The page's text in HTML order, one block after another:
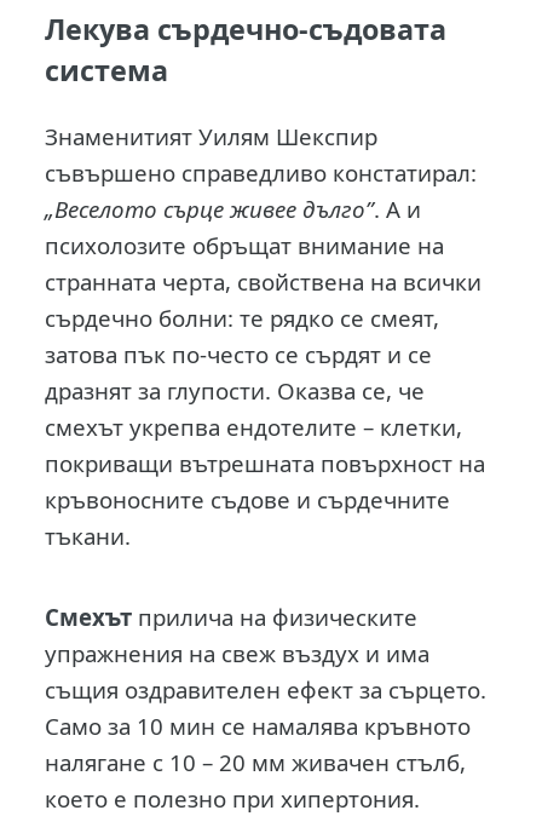
Лекува сърдечно-съдовата
система
Знаменитият Уилям Шекспир
съвършено справедливо констатирал:
„Веселото сърце живее дълго”. А и
психолозите обръщат внимание на
странната черта, свойствена на всички
сърдечно болни: те рядко се смеят,
затова пък по-често се сърдят и се
дразнят за глупости. Оказва се, че
смехът укрепва ендотелите – клетки,
покриващи вътрешната повърхност на
кръвоносните съдове и сърдечните
тъкани.
Смехът прилича на физическите
упражнения на свеж въздух и има
същия оздравителен ефект за сърцето.
Само за 10 мин се намалява кръвното
налягане с 10 – 20 мм живачен стълб,
което е полезно при хипертония.